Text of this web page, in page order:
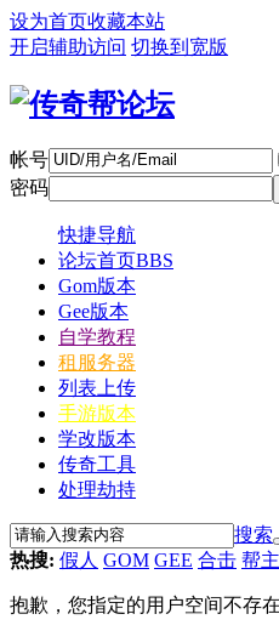
设为首页收藏本站
开启辅助访问 切换到宽版
帐号
密码
快捷导航
论坛首页BBS
Gom版本
Gee版本
自学教程
租服务器
列表上传
手游版本
学改版本
传奇工具
处理劫持
搜索
热搜: 假人 GOM GEE 合击 帮主
抱歉，您指定的用户空间不存在